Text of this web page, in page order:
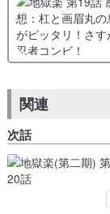
関連
次話